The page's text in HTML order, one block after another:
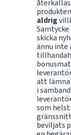
aldrig
skicka
ännu inte
att lämna
i
som
beviljats